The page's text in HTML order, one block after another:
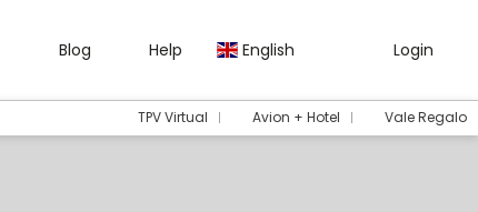
Blog Help English Login
TPV Virtual Avion + Hotel Vale Regalo